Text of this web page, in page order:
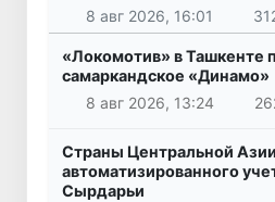
8 авг 2026, 16:01
«Локомотив» в Ташкенте
самаркандское «Динамо»
8 авг 2026, 13:24
Страны Центральной
автоматизированного
Сырдарьи